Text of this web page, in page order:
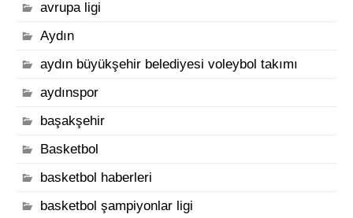
avrupa ligi
Aydın
aydın büyükşehir belediyesi voleybol takımı
aydınspor
başakşehir
Basketbol
basketbol haberleri
basketbol şampiyonlar ligi